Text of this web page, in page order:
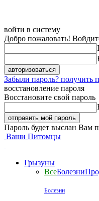
войти в систему
Добро пожаловать!
Забыли пароль? получить
восстановление пароля
Восстановите свой пароль
Пароль будет выслан Вам
Ваши Питомцы
Грызуны
ВсеБолезни
Болезни